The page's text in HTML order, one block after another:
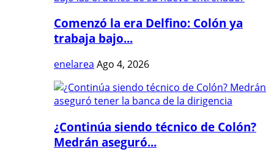
Comenzó la era Delfino: Colón ya
trabaja bajo...
enelarea Ago 4, 2026
¿Continúa siendo técnico de Colón?
Medrán aseguró...